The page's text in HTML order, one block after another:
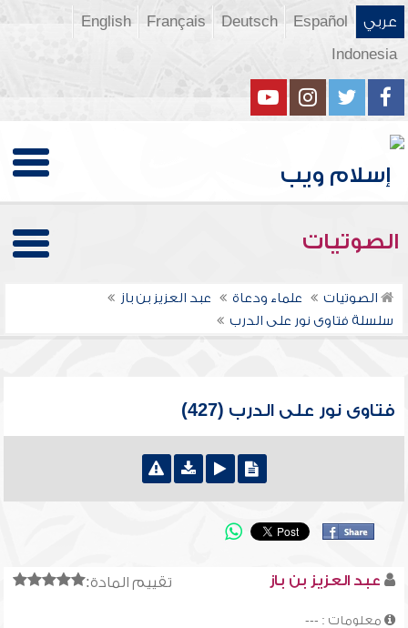
عربي Español
Deutsch
Français
English
Indonesia
الصوتيات
الصوتيات علماء ودعاة
عبد العزيز بن باز
سلسلة فتاوى نور على الدرب
فتاوى نور على الدرب (427)
تقييم المادة: عبد العزيز بن باز
معلومات : ---